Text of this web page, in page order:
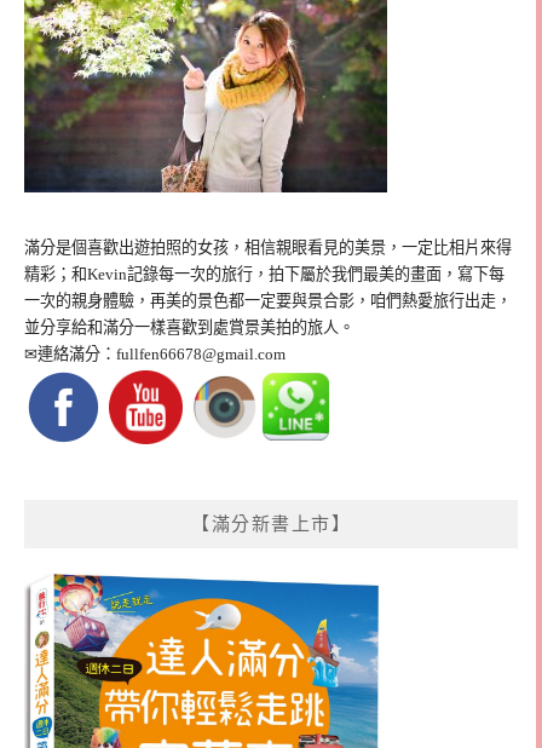
滿分是個喜歡出遊拍照的女孩，相信親眼看見的美景，一定比相片來得
精彩；和Kevin記錄每一次的旅行，拍下屬於我們最美的畫面，寫下每
一次的親身體驗，再美的景色都一定要與景合影，咱們熱愛旅行出走，
並分享給和滿分一樣喜歡到處賞景美拍的旅人。
✉連絡滿分： fullfen66678@gmail.com
【滿分新書上市】